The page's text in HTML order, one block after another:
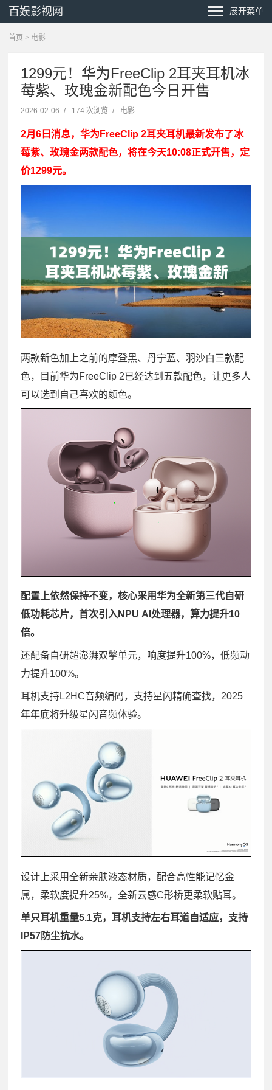
百娱影视网 展开菜单
首页 > 电影
1299元！华为FreeClip 2耳夹耳机冰
莓紫、玫瑰金新配色今日开售
2026-02-06 / 174 次浏览 / 电影
2月6日消息，华为FreeClip 2耳夹耳机最新发布了冰
莓紫、玫瑰金两款配色，将在今天10:08正式开售，定
价1299元。
两款新色加上之前的摩登黑、丹宁蓝、羽沙白三款配
色，目前华为FreeClip 2已经达到五款配色，让更多人
可以选到自己喜欢的颜色。
配置上依然保持不变，核心采用华为全新第三代自研
低功耗芯片，首次引入NPU AI处理器，算力提升10
倍。
还配备自研超澎湃双擎单元，响度提升100%，低频动
力提升100%。
耳机支持L2HC音频编码，支持星闪精确查找，2025
年年底将升级星闪音频体验。
设计上采用全新亲肤液态材质，配合高性能记忆金
属，柔软度提升25%，全新云感C形桥更柔软贴耳。
单只耳机重量5.1克，耳机支持左右耳道自适应，支持
IP57防尘抗水。